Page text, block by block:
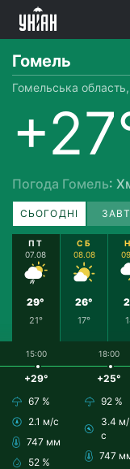
Гомель
Гомельська
Погода Гомель:
СЬОГОДНІ
ПТ
07.08
29°
21°
СБ
08.08
26°
17°
15:00
+29°
67 %
2.1 м/с
747 мм
52 %
18:00
+25°
92 %
3.4 м/
с
747